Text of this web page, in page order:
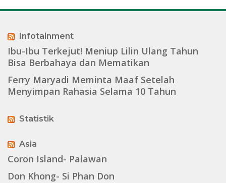
Infotainment
Ibu-Ibu Terkejut! Meniup Lilin Ulang Tahun
Bisa Berbahaya dan Mematikan
Ferry Maryadi Meminta Maaf Setelah
Menyimpan Rahasia Selama 10 Tahun
Statistik
Asia
Coron Island- Palawan
Don Khong- Si Phan Don